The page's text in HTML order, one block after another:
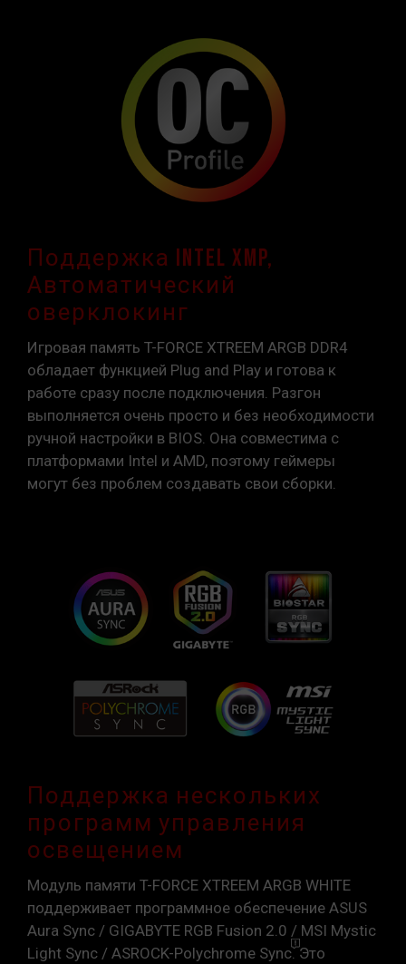
Поддержка Intel XMP,
Автоматический
оверклокинг
Игровая память T-FORCE XTREEM ARGB DDR4
обладает функцией Plug and Play и готова к
работе сразу после подключения. Разгон
выполняется очень просто и без необходимости
ручной настройки в BIOS. Она совместима с
платформами Intel и AMD, поэтому геймеры
могут без проблем создавать свои сборки.
Поддержка нескольких
программ управления
освещением
Модуль памяти T-FORCE XTREEM ARGB WHITE
поддерживает программное обеспечение ASUS
Aura Sync / GIGABYTE RGB Fusion 2.0 / MSI Mystic
Light Sync / ASROCK-Polychrome Sync.Это